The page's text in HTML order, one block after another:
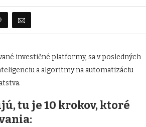
investičné platformy, sa v posledných
a algoritmy na automatizáciu
tu je 10 krokov, ktoré